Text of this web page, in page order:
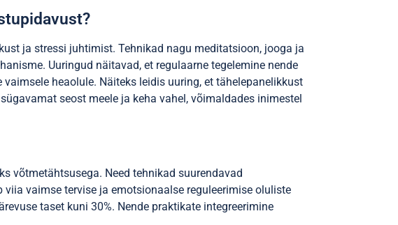
ja stressi juhtimist. Tehnikad nagu meditatsioon, jooga ja
Uuringud näitavad, et regulaarne tegelemine nende
heaolule. Näiteks leidis uuring, et tähelepanelikkust
seost meele ja keha vahel, võimaldades inimestel
võtmetähtsusega. Need tehnikad suurendavad
vaimse tervise ja emotsionaalse reguleerimise oluliste
taset kuni 30%. Nende praktikate integreerimine